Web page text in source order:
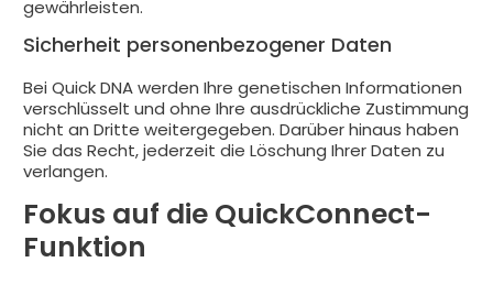
gewährleisten.
Sicherheit personenbezogener Daten
Bei Quick DNA werden Ihre genetischen Informationen
verschlüsselt und ohne Ihre ausdrückliche Zustimmung
nicht an Dritte weitergegeben. Darüber hinaus haben
Sie das Recht, jederzeit die Löschung Ihrer Daten zu
verlangen.
Fokus auf die QuickConnect-
Funktion